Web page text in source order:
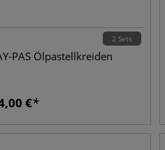
2 Sets
PAS Ölpastellkreiden
€